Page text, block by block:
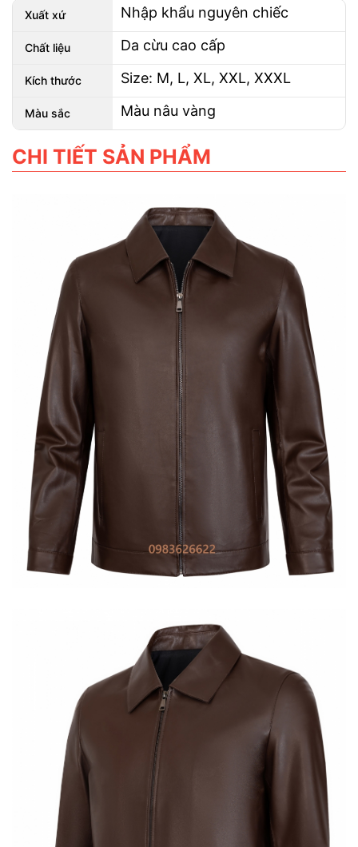
Xuất xứ Nhập khẩu nguyên chiếc
Chất liệu Da cừu cao cấp
Kích thước Size: M, L, XL, XXL, XXXL
Màu sắc Màu nâu vàng
CHI TIẾT SẢN PHẨM